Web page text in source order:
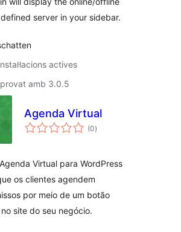
server in your sidebar.
actives
amb 3.0.5
Agenda Virtual
(0puntuacions
totals
)
Virtual para WordPress
os clientes agendem
por meio de um botão
site do seu negócio.